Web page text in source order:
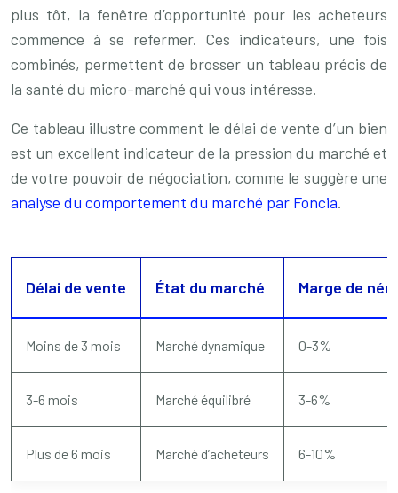
plus tôt, la fenêtre d’opportunité pour les acheteurs
commence à se refermer. Ces indicateurs, une fois
combinés, permettent de brosser un tableau précis de
la santé du micro-marché qui vous intéresse.
Ce tableau illustre comment le délai de vente d’un bien
est un excellent indicateur de la pression du marché et
de votre pouvoir de négociation, comme le suggère une
analyse du comportement du marché par Foncia.
Délai de vente État du marché Marge de
Moins de 3 mois Marché dynamique 0-3%
3-6 mois Marché équilibré 3-6%
Plus de 6 mois Marché d’acheteurs 6-10%